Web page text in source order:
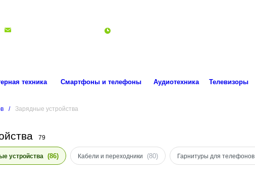
техника Смартфоны и телефоны Аудиотехника Телевизоры
/ Зарядные устройства
79
устройства (86) Кабели и переходники (80) Гарнитуры для телефонов